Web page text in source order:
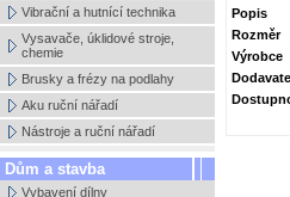
Vibrační a hutnící technika
Vysavače, úklidové stroje,
chemie
Brusky a frézy na podlahy
Aku ruční nářadí
Nástroje a ruční nářadí
Dům a stavba
Vybavení dílny
Popis
Rozměr
Výrobce